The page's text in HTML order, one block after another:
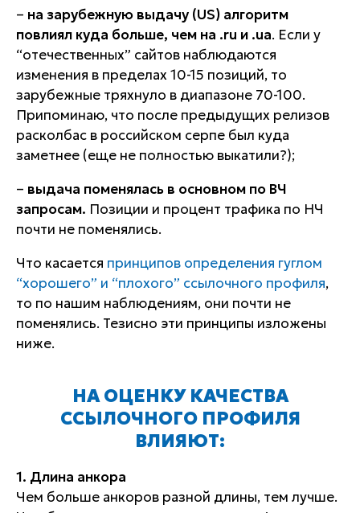
– на зарубежную выдачу (US) алгоритм
повлиял куда больше, чем на .ru и .ua. Если у
“отечественных” сайтов наблюдаются
изменения в пределах 10-15 позиций, то
зарубежные тряхнуло в диапазоне 70-100.
Припоминаю, что после предыдущих релизов
расколбас в российском серпе был куда
заметнее (еще не полностью выкатили?);
– выдача поменялась в основном по ВЧ
запросам. Позиции и процент трафика по НЧ
почти не поменялись.
Что касается принципов определения гуглом
“хорошего” и “плохого” ссылочного профиля,
то по нашим наблюдениям, они почти не
поменялись. Тезисно эти принципы изложены
ниже.
НА ОЦЕНКУ КАЧЕСТВА
ССЫЛОЧНОГО ПРОФИЛЯ
ВЛИЯЮТ:
1. Длина анкора
Чем больше анкоров разной длины, тем лучше.